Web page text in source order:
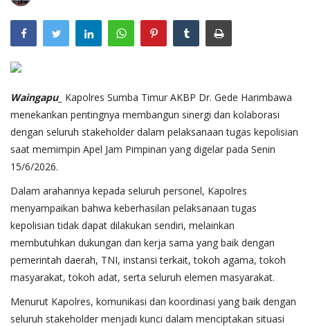
Mitra Polisi
Lantas
Waingapu_ Kapolres Sumba Timur AKBP Dr. Gede Harimbawa
menekankan pentingnya membangun sinergi dan kolaborasi
dengan seluruh stakeholder dalam pelaksanaan tugas kepolisian
saat memimpin Apel Jam Pimpinan yang digelar pada Senin
15/6/2026.
Dalam arahannya kepada seluruh personel, Kapolres
menyampaikan bahwa keberhasilan pelaksanaan tugas
kepolisian tidak dapat dilakukan sendiri, melainkan
membutuhkan dukungan dan kerja sama yang baik dengan
pemerintah daerah, TNI, instansi terkait, tokoh agama, tokoh
masyarakat, tokoh adat, serta seluruh elemen masyarakat.
Menurut Kapolres, komunikasi dan koordinasi yang baik dengan
seluruh stakeholder menjadi kunci dalam menciptakan situasi